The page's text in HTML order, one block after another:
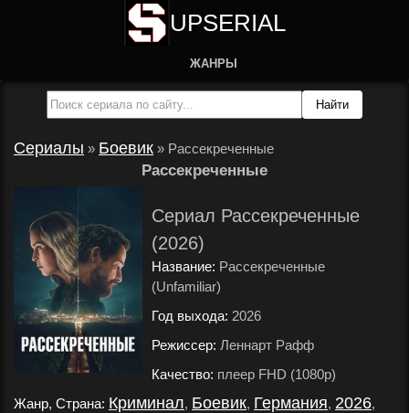
UPSERIAL
ЖАНРЫ
Сериалы » Боевик » Рассекреченные
Рассекреченные
Сериал Рассекреченные
(2026)
Название: Рассекреченные
(Unfamiliar)
Год выхода: 2026
Режиссер: Леннарт Рафф
Качество: плеер FHD (1080p)
Жанр, Страна: Криминал, Боевик, Германия, 2026,